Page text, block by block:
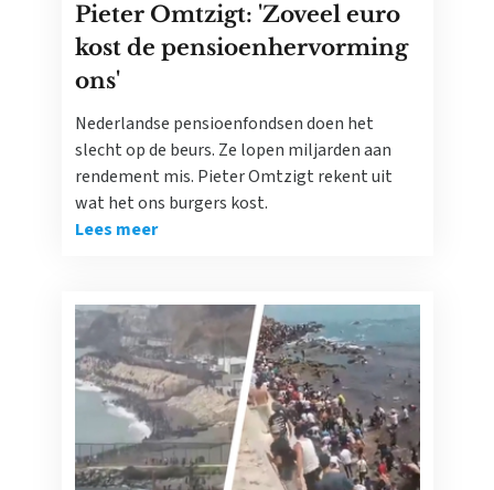
Pieter Omtzigt: 'Zoveel euro
kost de pensioenhervorming
ons'
Nederlandse pensioenfondsen doen het
slecht op de beurs. Ze lopen miljarden aan
rendement mis. Pieter Omtzigt rekent uit
wat het ons burgers kost.
Lees meer